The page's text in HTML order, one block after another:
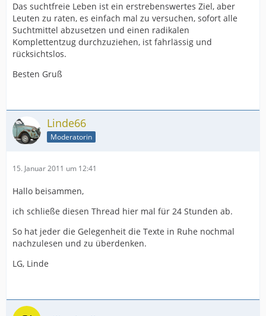
Das suchtfreie Leben ist ein erstrebenswertes Ziel, aber
Leuten zu raten, es einfach mal zu versuchen, sofort alle
Suchtmittel abzusetzen und einen radikalen
Komplettentzug durchzuziehen, ist fahrlässig und
rücksichtslos.
Besten Gruß
Linde66
Moderatorin
15. Januar 2011 um 12:41
Hallo beisammen,
ich schließe diesen Thread hier mal für 24 Stunden ab.
So hat jeder die Gelegenheit die Texte in Ruhe nochmal
nachzulesen und zu überdenken.
LG, Linde